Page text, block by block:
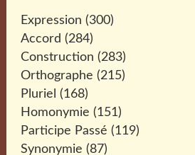
Expression (300)
Accord (284)
Construction (283)
Orthographe (215)
Pluriel (168)
Homonymie (151)
Participe Passé (119)
Synonymie (87)